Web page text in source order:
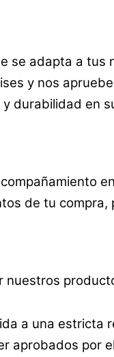
se adapta a tus
y nos
durabilidad en
de tu
nuestros
a una estricta
aprobados por